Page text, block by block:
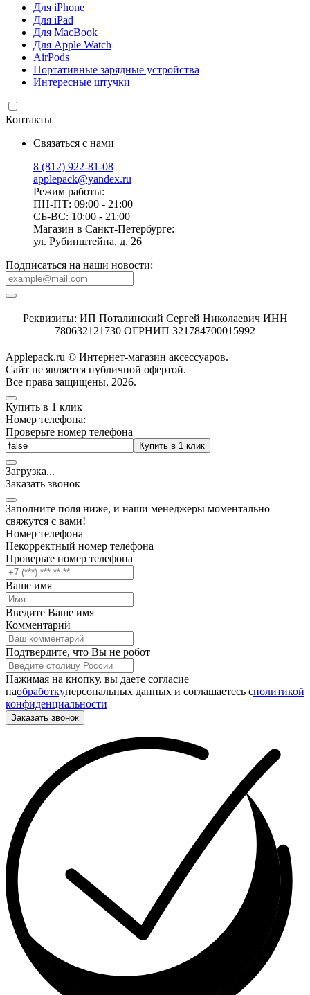
Для iPhone
Для iPad
Для MacBook
Для Apple Watch
AirPods
Портативные зарядные устройства
Интересные штучки
Контакты
Связаться с нами
8 (812) 922-81-08
applepack@yandex.ru
Режим работы:
ПН-ПТ: 09:00 - 21:00
СБ-ВС: 10:00 - 21:00
Магазин в Санкт-Петербурге:
ул. Рубинштейна, д. 26
Подписаться на наши новости:
Реквизиты: ИП Поталинский Сергей Николаевич ИНН
780632121730 ОГРНИП 321784700015992
Applepack.ru © Интернет-магазин аксессуаров.
Cайт не является публичной офертой.
Все права защищены, 2026.
Купить в 1 клик
Номер телефона:
Проверьте номер телефона
Купить в 1 клик
Загрузка...
Заказать звонок
Заполните поля ниже, и наши менеджеры моментально
свяжутся с вами!
Номер телефона
Некорректный номер телефона
Проверьте номер телефона
Ваше имя
Введите Ваше имя
Комментарий
Подтвердите, что Вы не робот
Нажимая на кнопку, вы даете согласие
наобработкуперсональных данных и соглашаетесь cполитикой
конфиденциальности
Заказать звонок